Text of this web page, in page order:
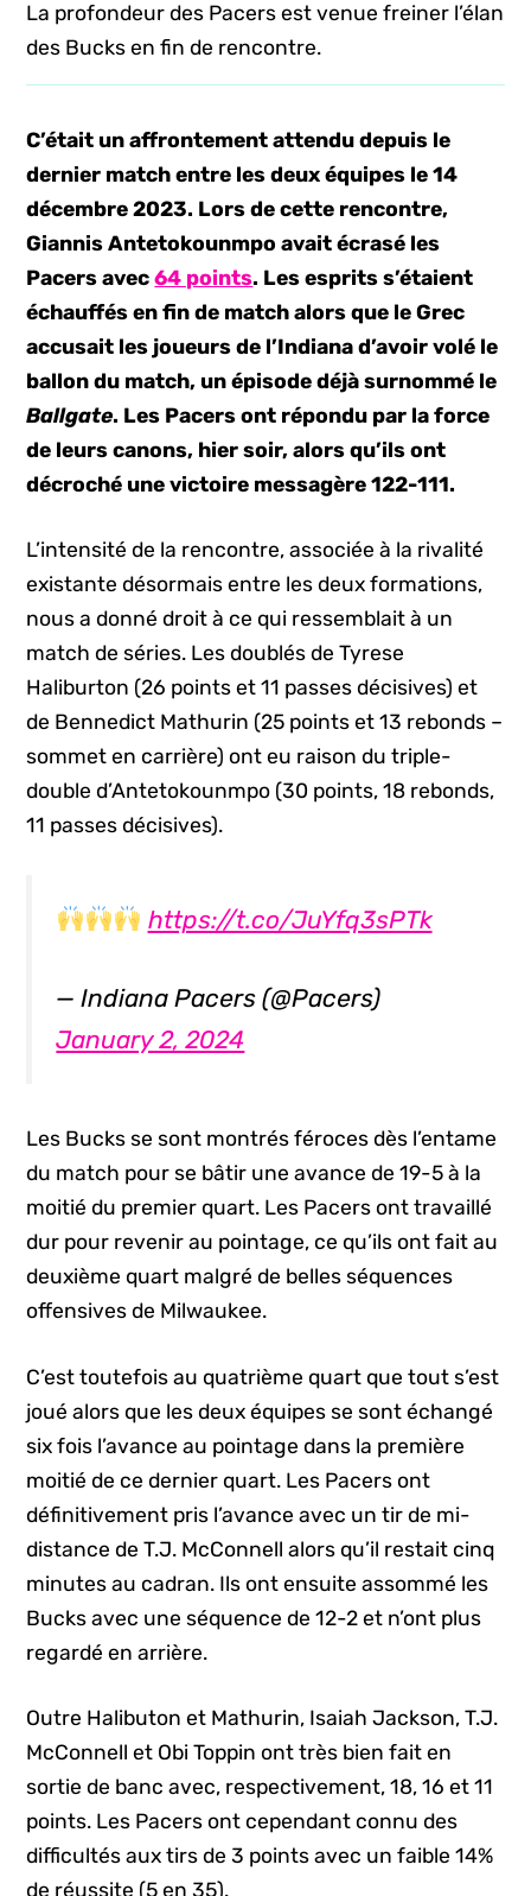
La profondeur des Pacers est venue freiner l’élan
des Bucks en fin de rencontre.
C’était un affrontement attendu depuis le
dernier match entre les deux équipes le 14
décembre 2023. Lors de cette rencontre,
Giannis Antetokounmpo avait écrasé les
Pacers avec64 points. Les esprits s’étaient
échauffés en fin de match alors que le Grec
accusait les joueurs de l’Indiana d’avoir volé le
ballon du match, un épisode déjà surnommé le
Ballgate. Les Pacers ont répondu par la force
de leurs canons, hier soir, alors qu’ils ont
décroché une victoire messagère 122-111.
L’intensité de la rencontre, associée à la rivalité
existante désormais entre les deux formations,
nous a donné droit à ce qui ressemblait à un
match de séries. Les doublés de Tyrese
Haliburton (26 points et 11 passes décisives) et
de Bennedict Mathurin (25 points et 13 rebonds –
sommet en carrière) ont eu raison du triple-
double d’Antetokounmpo (30 points, 18 rebonds,
11 passes décisives).
https://t.co/JuYfq3sPTk
— Indiana Pacers (@Pacers)
January 2, 2024
Les Bucks se sont montrés féroces dès l’entame
du match pour se bâtir une avance de 19-5 à la
moitié du premier quart. Les Pacers ont travaillé
dur pour revenir au pointage, ce qu’ils ont fait au
deuxième quart malgré de belles séquences
offensives de Milwaukee.
C’est toutefois au quatrième quart que tout s’est
joué alors que les deux équipes se sont échangé
six fois l’avance au pointage dans la première
moitié de ce dernier quart. Les Pacers ont
définitivement pris l’avance avec un tir de mi-
distance de T.J. McConnell alors qu’il restait cinq
minutes au cadran. Ils ont ensuite assommé les
Bucks avec une séquence de 12-2 et n’ont plus
regardé en arrière.
Outre Halibuton et Mathurin, Isaiah Jackson, T.J.
McConnell et Obi Toppin ont très bien fait en
sortie de banc avec, respectivement, 18, 16 et 11
points. Les Pacers ont cependant connu des
difficultés aux tirs de 3 points avec un faible 14%
de réussite (5 en 35).